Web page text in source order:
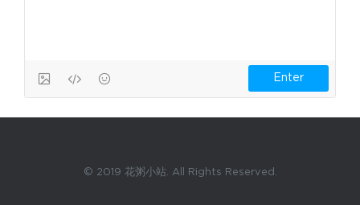
© 2019 花粥小站. All Rights Reserved.